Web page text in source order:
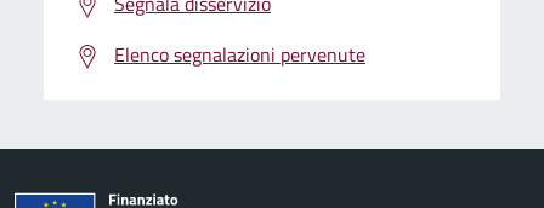
Elenco segnalazioni pervenute